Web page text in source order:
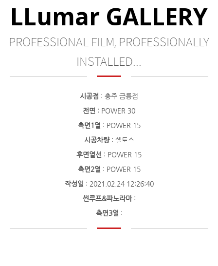
LLumar GALLERY
PROFESSIONAL FILM, PROFESSIONALLY
INSTALLED...
시공점 : 충주 금릉점
전면 : POWER 30
측면1열 : POWER 15
시공차량: 셀토스
후면열선 : POWER 15
측면2열 : POWER 15
작성일 : 2021.02.24 12:26:40
썬루프&파노라마:
측면3열 :